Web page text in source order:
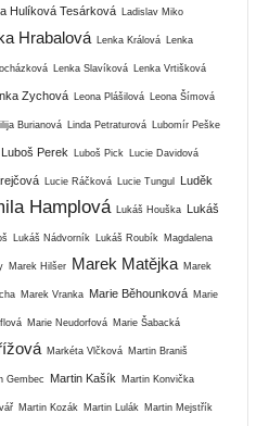
Hulíková Tesárková Ladislav Miko
Hrabalová Lenka Králová Lenka
Lenka Slavíková Lenka Vrtišková
Zychová Leona Plášilová Leona Šímová
Lilija Burianová Linda Petraturová Lubomír Peške
Luboš Perek Luboš Pick Lucie Davidová
Lucie Ráčková Lucie Tungul Luděk
Hamplová Lukáš Houška Lukáš
Lukáš Nádvorník Lukáš Roubík Magdalena
Marek Hilšer Marek Matějka Marek
Marek Vranka Marie Běhounková Marie
Marie Neudorfová Marie Šabacká
Markéta Vlčková Martin Braniš
Gembec Martin Kašík Martin Konvička
Martin Kozák Martin Lulák Martin Mejstřík